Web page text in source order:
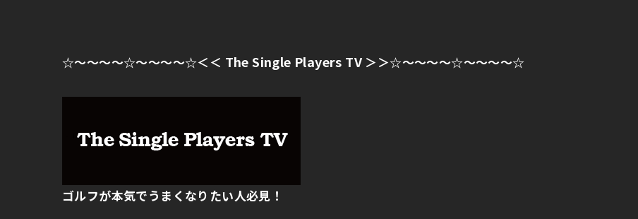
☆～～～～☆～～～～☆＜＜ The Single Players TV ＞＞☆～～～～☆～～～～☆
ゴルフが本気でうまくなりたい人必見！